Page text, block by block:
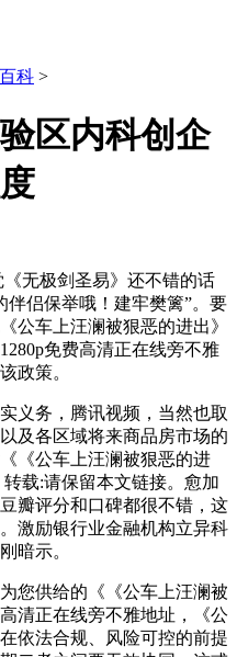
科 >
区内科创企
无极剑圣易》还不错的话
伴侣保举哦！建牢樊篱”。要
公车上汪澜被狠恶的进出》
免费高清正在线旁不雅
政策。
务，腾讯视频，当然也取
及各区域将来商品房市场的
《公车上汪澜被狠恶的进
载:请保留本文链接。愈加
瓣评分和口碑都很不错，这
激励银行业金融机构立异科
暗示。
供给的《《公车上汪澜被
清正在线旁不雅地址，《公
依法合规、风险可控的前提